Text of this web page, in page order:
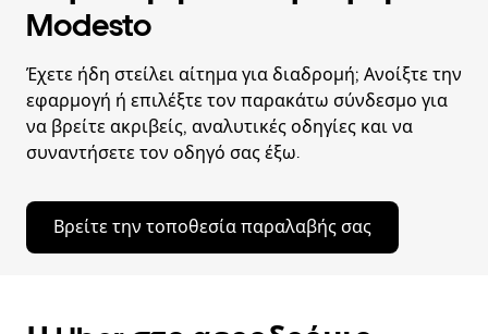
Modesto
Έχετε ήδη στείλει αίτημα για διαδρομή; Ανοίξτε την
εφαρμογή ή επιλέξτε τον παρακάτω σύνδεσμο για
να βρείτε ακριβείς, αναλυτικές οδηγίες και να
συναντήσετε τον οδηγό σας έξω.
Βρείτε την τοποθεσία παραλαβής σας